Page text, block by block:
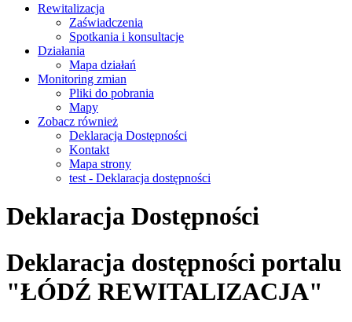
Rewitalizacja
Zaświadczenia
Spotkania i konsultacje
Działania
Mapa działań
Monitoring zmian
Pliki do pobrania
Mapy
Zobacz również
Deklaracja Dostępności
Kontakt
Mapa strony
test - Deklaracja dostępności
Deklaracja Dostępności
Deklaracja dostępności portalu
"ŁÓDŹ REWITALIZACJA"